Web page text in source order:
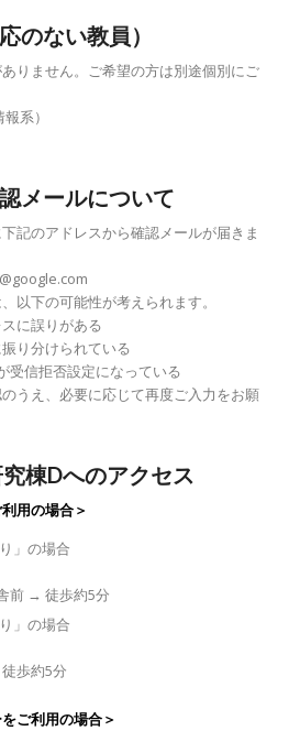
のない教員）
りません。ご希望の方は別途個別にご
系）
メールについて
記のアドレスから確認メールが届きま
以下の可能性が考えられます。
に誤りがある
り分けられている
受信拒否設定になっている
うえ、必要に応じて再度ご入力をお願
棟Dへのアクセス
用の場合＞
」の場合
前 → 徒歩約5分
」の場合
歩約5分
ご利用の場合＞